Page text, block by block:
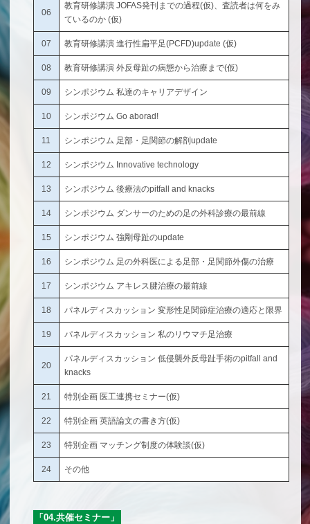
06
教育研修講演 JOFAS発刊までの過程(仮)、査読者は何をみ
ているのか (仮)
07 教育研修講演 進行性扁平足(PCFD)update (仮)
08 教育研修講演 外反母趾の病態から治療まで(仮)
09 シンポジウム 私達のキャリアデザイン
10 シンポジウム Go aborad!
11 シンポジウム 足部・足関節の解剖update
12 シンポジウム Innovative technology
13 シンポジウム 後療法のpitfall and knacks
14 シンポジウム ダンサーのための足の外科診療の最前線
15 シンポジウム 強剛母趾のupdate
16 シンポジウム 足の外科医による足部・足関節外傷の治療
17 シンポジウム アキレス腱治療の最前線
18 パネルディスカッション 変形性足関節症治療の適応と限界
19 パネルディスカッション 私のリウマチ足治療
20
パネルディスカッション 低侵襲外反母趾手術のpitfall and
knacks
21 特別企画 医工連携セミナー(仮)
22 特別企画 英語論文の書き方(仮)
23 特別企画 マッチング制度の体験談(仮)
24 その他
「04.共催セミナー」